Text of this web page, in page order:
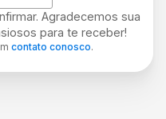
Agradecemos sua
para te receber!
contato conosco.